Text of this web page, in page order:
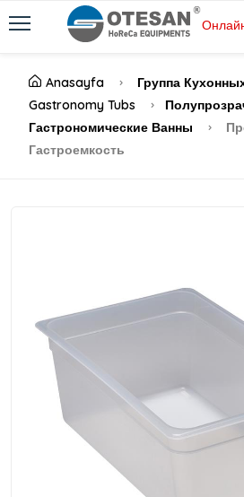
Anasayfa
Группа
Gastronomy Tubs
Гастрономические Ванны
Гастроемкость